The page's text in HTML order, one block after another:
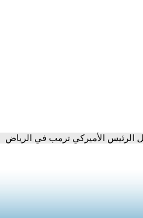
الرئيس الأميركي ترمب في الرياض